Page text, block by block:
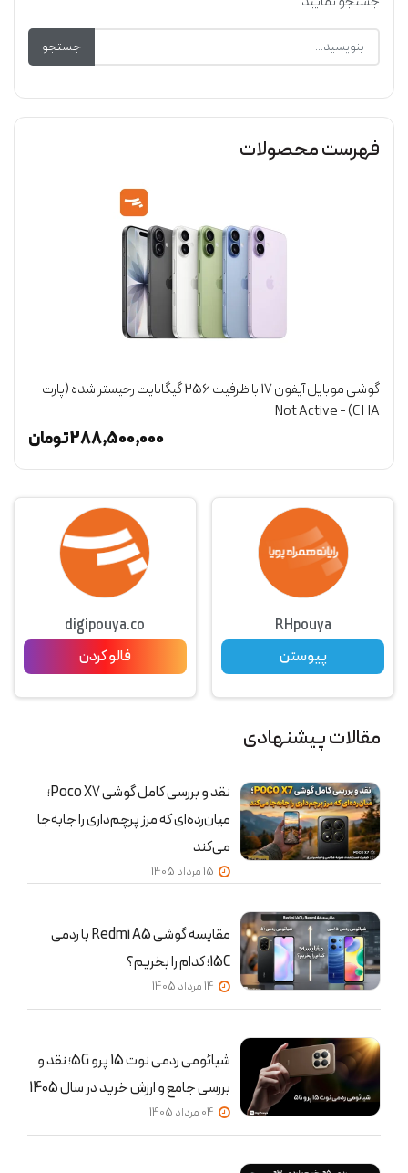
جستجو
فهرست محصولات
گوشی موبایل آیفون 17 با ظرفیت 256 گیگابایت رجیستر شده (پارت
CHA) - Not Active
288,500,000تومان
RHpouya
پیوستن
digipouya.co
فالو کردن
مقالات پیشنهادی
نقد و بررسی کامل گوشی Poco X7؛
میان‌رده‌ای که مرز پرچم‌داری را جابه‌جا
می‌کند
مقایسه گوشی Redmi A5 با ردمی
15C؛ کدام را بخریم؟
شیائومی ردمی نوت 15 پرو 5G؛ نقد و
بررسی جامع و ارزش خرید در سال 1405